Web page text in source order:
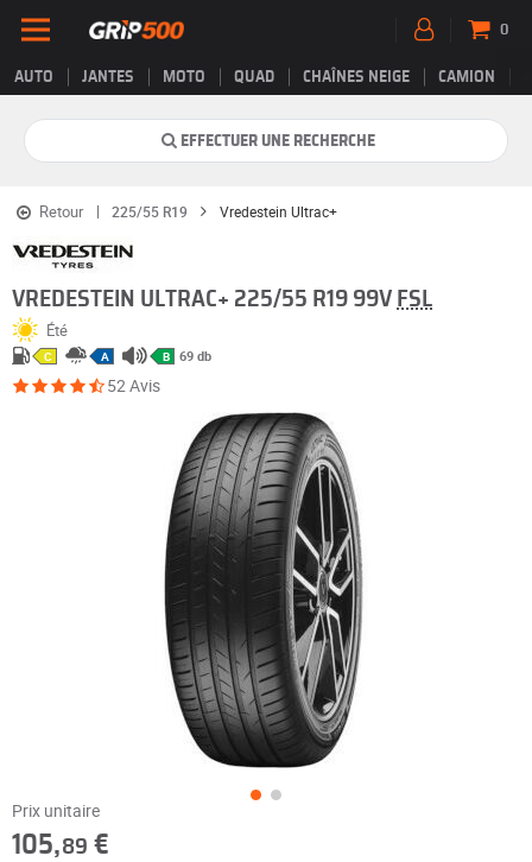
AUTO JANTES MOTO QUAD CHAÎNES NEIGE CAMION
0
EFFECTUER UNE RECHERCHE
Retour 225/55 R19 Vredestein Ultrac+
VREDESTEIN ULTRAC+ 225/55 R19 99V FSL
Été
C A B 69 db
52 Avis
Prix unitaire
105,89 €